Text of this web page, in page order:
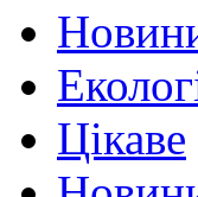
Цікаве